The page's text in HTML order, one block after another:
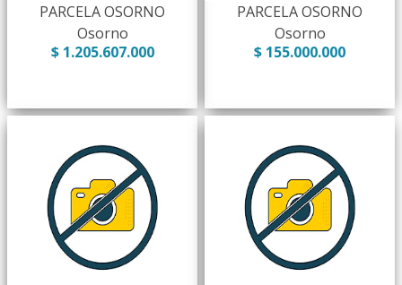
PARCELA OSORNO
Osorno
$ 1.205.607.000
PARCELA OSORNO
Osorno
$ 155.000.000